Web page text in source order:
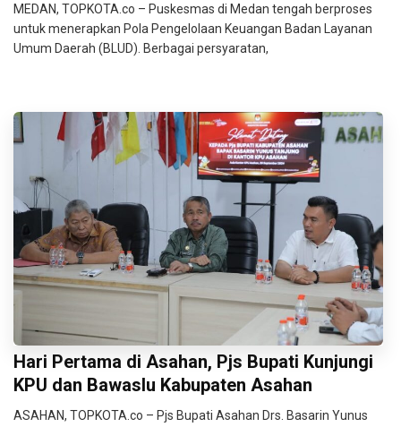
MEDAN, TOPKOTA.co – Puskesmas di Medan tengah berproses
untuk menerapkan Pola Pengelolaan Keuangan Badan Layanan
Umum Daerah (BLUD). Berbagai persyaratan,
Hari Pertama di Asahan, Pjs Bupati Kunjungi
KPU dan Bawaslu Kabupaten Asahan
ASAHAN, TOPKOTA.co – Pjs Bupati Asahan Drs. Basarin Yunus